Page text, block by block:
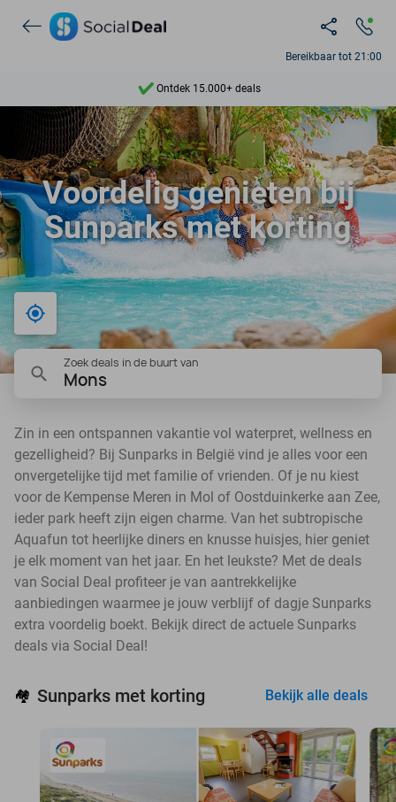
Bereikbaar tot 21:00
Ontdek 15.000+ deals
7 dagen per week beschikbaar
10+ miljoen leden
9,4
Ontdek 15.000+ deals
Voordelig genieten bij
Sunparks met korting
Bij mij in de buurt
Zoek deals in de buurt van
Mons
Zin in een ontspannen vakantie vol waterpret, wellness en
gezelligheid? Bij Sunparks in België vind je alles voor een
onvergetelijke tijd met familie of vrienden. Of je nu kiest
voor de Kempense Meren in Mol of Oostduinkerke aan Zee,
ieder park heeft zijn eigen charme. Van het subtropische
Aquafun tot heerlijke diners en knusse huisjes, hier geniet
je elk moment van het jaar. En het leukste? Met de deals
van Social Deal profiteer je van aantrekkelijke
aanbiedingen waarmee je jouw verblijf of dagje Sunparks
extra voordelig boekt. Bekijk direct de actuele Sunparks
deals via Social Deal!
🏘️ Sunparks met korting Bekijk alle deals